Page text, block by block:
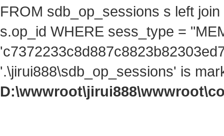
FROM sdb_op_sessions s left
s.op_id WHERE sess_type =
'.\jirui888\sdb_op_sessions' is